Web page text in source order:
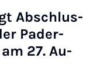
Ab­schlus­
Pader­
27. Au­